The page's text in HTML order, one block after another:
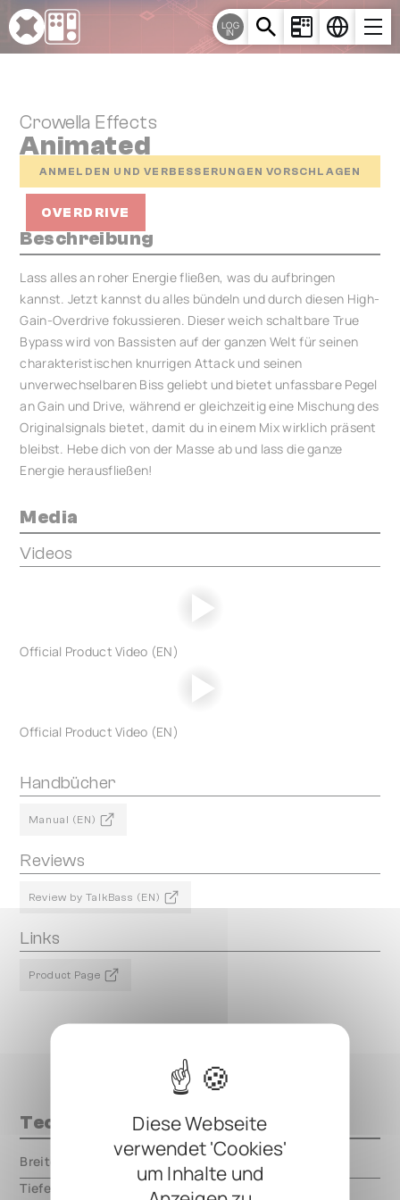
Cookie-Einstellungen
Diese Webseite
verwendet 'Cookies'
um Inhalte und
LOG
IN
Crowella Effects
Animated
ANMELDEN UND VERBESSERUNGEN VORSCHLAGEN
OVERDRIVE
Beschreibung
Lass alles an roher Energie fließen, was du aufbringen
kannst. Jetzt kannst du alles bündeln und durch diesen High-
Gain-Overdrive fokussieren. Dieser weich schaltbare True
Bypass wird von Bassisten auf der ganzen Welt für seinen
charakteristischen knurrigen Attack und seinen
unverwechselbaren Biss geliebt und bietet unfassbare Pegel
an Gain und Drive, während er gleichzeitig eine Mischung des
Originalsignals bietet, damit du in einem Mix wirklich präsent
bleibst. Hebe dich von der Masse ab und lass die ganze
Energie herausfließen!
Media
Videos
Official Product Video (EN)
Official Product Video (EN)
Handbücher
Manual (EN)
Reviews
Review by TalkBass (EN)
Links
Product Page
Technische Daten
Breite
000.00 mm
Tiefe